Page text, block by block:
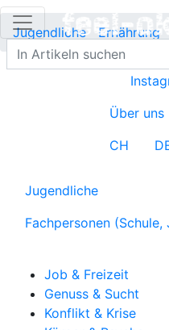
Jugendliche Ernährung
Über uns
CH
Jugendliche
Fachpersonen (Schule,
Job & Freizeit
Genuss & Sucht
Konflikt & Krise